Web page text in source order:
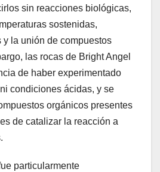
sin reacciones biológicas,
sostenidas,
la unión de compuestos
las rocas de Bright Angel
de haber experimentado
condiciones ácidas, y se
orgánicos presentes
de catalizar la reacción a
particularmente